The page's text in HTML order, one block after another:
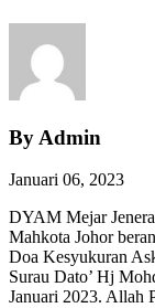
By Admin
Januari 06, 2023
DYAM Mejar
Mahkota Johor
Doa Kesyukuran
Surau Dato’ Hj
Januari 2023. Allah